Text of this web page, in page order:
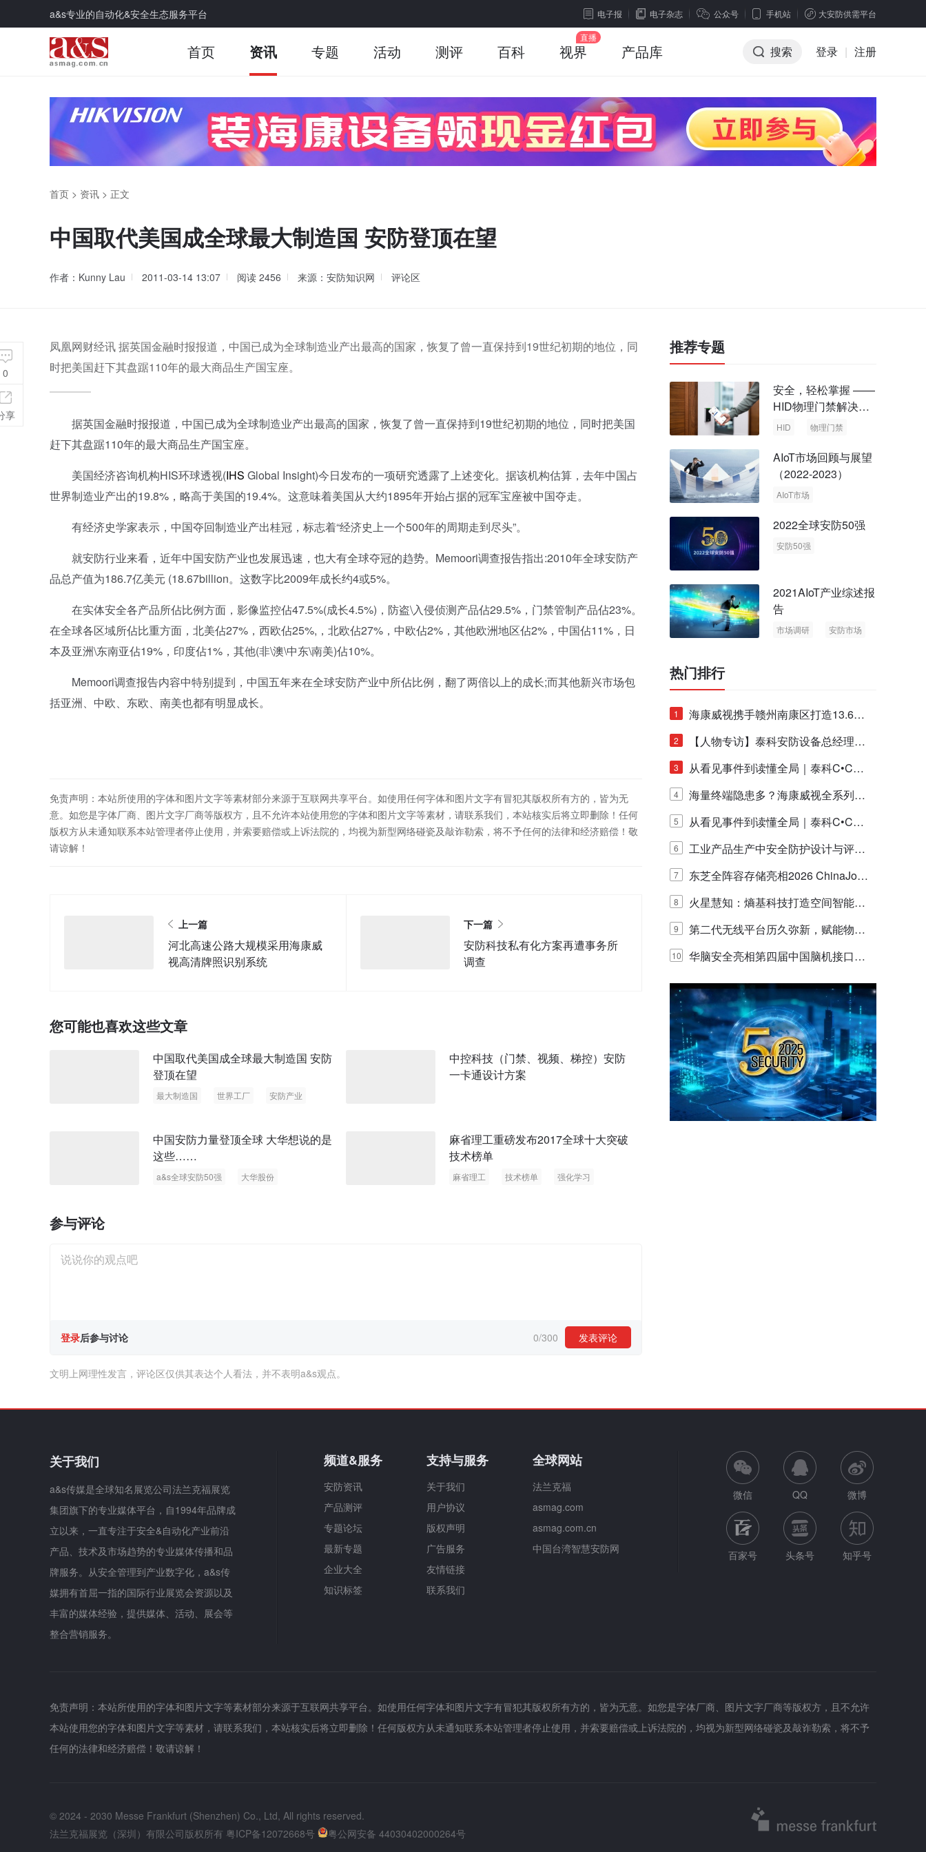
a&s专业的自动化&安全生态服务平台 电子报 电子杂志 公众号 手机站 大安防供需平台
首页 资讯 专题 活动 测评 百科 视界 产品库 搜索 登录 | 注册
首页 > 资讯 > 正文
中国取代美国成全球最大制造国 安防登顶在望
作者：Kunny Lau 2011-03-14 13:07 阅读 2456 来源：安防知识网 评论区
凤凰网财经讯 据英国金融时报报道，中国已成为全球制造业产出最高的国家，恢复了曾一直保持到19世纪初期的地位，同
时把美国赶下其盘踞110年的最大商品生产国宝座。
据英国金融时报报道，中国已成为全球制造业产出最高的国家，恢复了曾一直保持到19世纪初期的地位，同时把美国
赶下其盘踞110年的最大商品生产国宝座。
美国经济咨询机构HIS环球透视(IHS Global Insight)今日发布的一项研究透露了上述变化。据该机构估算，去年中国占
世界制造业产出的19.8%，略高于美国的19.4%。这意味着美国从大约1895年开始占据的冠军宝座被中国夺走。
有经济史学家表示，中国夺回制造业产出桂冠，标志着“经济史上一个500年的周期走到尽头”。
就安防行业来看，近年中国安防产业也发展迅速，也大有全球夺冠的趋势。Memoori调查报告指出:2010年全球安防产
品总产值为186.7亿美元 (18.67billion。这数字比2009年成长约4或5%。
在实体安全各产品所佔比例方面，影像监控佔47.5%(成长4.5%)，防盗\入侵侦测产品佔29.5%，门禁管制产品佔23%。
在全球各区域所佔比重方面，北美佔27%，西欧佔25%,，北欧佔27%，中欧佔2%，其他欧洲地区佔2%，中国佔11%，日
本及亚洲\东南亚佔19%，印度佔1%，其他(非\澳\中东\南美)佔10%。
Memoori调查报告内容中特别提到，中国五年来在全球安防产业中所佔比例，翻了两倍以上的成长;而其他新兴市场包
括亚洲、中欧、东欧、南美也都有明显成长。
免责声明：本站所使用的字体和图片文字等素材部分来源于互联网共享平台。如使用任何字体和图片文字有冒犯其版权所有方的，皆为无
意。如您是字体厂商、图片文字厂商等版权方，且不允许本站使用您的字体和图片文字等素材，请联系我们，本站核实后将立即删除！任何
版权方从未通知联系本站管理者停止使用，并索要赔偿或上诉法院的，均视为新型网络碰瓷及敲诈勒索，将不予任何的法律和经济赔偿！敬
请谅解！
上一篇
河北高速公路大规模采用海康威
视高清牌照识别系统
下一篇
安防科技私有化方案再遭事务所
调查
您可能也喜欢这些文章
中国取代美国成全球最大制造国 安防
登顶在望
最大制造国 世界工厂 安防产业
中控科技（门禁、视频、梯控）安防
一卡通设计方案
中国安防力量登顶全球 大华想说的是
这些……
a&s全球安防50强
大华股份
麻省理工重磅发布2017全球十大突破
技术榜单
麻省理工 技术榜单 强化学习
参与评论
登录后参与讨论 0/300 发表评论
文明上网理性发言，评论区仅供其表达个人看法，并不表明a&s观点。
0
享
推荐专题
安全，轻松掌握 ——
HID物理门禁解决方
案，启动智慧安全新
HID 物理门禁
AIoT市场回顾与展望
（2022-2023）
AIoT市场
2022全球安防50强
安防50强
2021AIoT产业综述报
告
市场调研
安防市场
热门排行
1
海康威视携手赣州南康区打造13.6公
里绿波网
2
【人物专访】泰科安防设备总经理张
宁解码安防出海新范式
3
从看见事件到读懂全局｜泰科C•CUR
E IQ 3.20开启安防运营智能新时代
4
海量终端隐患多？海康威视全系列物
联安全产品，四层守护更放心！
5
从看见事件到读懂全局｜泰科C•CUR
E IQ 3.20开启安防运营智能新时代
6
工业产品生产中安全防护设计与评估
的实践与探讨
7
东芝全阵容存储亮相2026 ChinaJo
y，以海量数据底座赋能“与AI同游”新
体验
8
火星慧知：熵基科技打造空间智能时
代的认知中枢
9
第二代无线平台历久弥新，赋能物联
网创新迭代
10
华脑安全亮相第四届中国脑机接口大
赛 工业安全脑机接口技术赢行业顶级
专家关注
关于我们
a&s传媒是全球知名展览公司法兰克福展览
集团旗下的专业媒体平台，自1994年品牌成
立以来，一直专注于安全&自动化产业前沿
产品、技术及市场趋势的专业媒体传播和品
牌服务。从安全管理到产业数字化，a&s传
媒拥有首屈一指的国际行业展览会资源以及
丰富的媒体经验，提供媒体、活动、展会等
整合营销服务。
频道&服务
安防资讯
产品测评
专题论坛
最新专题
企业大全
知识标签
支持与服务
关于我们
用户协议
版权声明
广告服务
友情链接
联系我们
全球网站
法兰克福
asmag.com
asmag.com.cn
中国台湾智慧安防网
微信 QQ 微博
百家号 头条号 知乎号
免责声明：本站所使用的字体和图片文字等素材部分来源于互联网共享平台。如使用任何字体和图片文字有冒犯其版权所有方的，皆为无意。如您是字体厂商、图片文字厂商等版权方，且不允许
本站使用您的字体和图片文字等素材，请联系我们，本站核实后将立即删除！任何版权方从未通知联系本站管理者停止使用，并索要赔偿或上诉法院的，均视为新型网络碰瓷及敲诈勒索，将不予
任何的法律和经济赔偿！敬请谅解！
© 2024 - 2030 Messe Frankfurt (Shenzhen) Co., Ltd, All rights reserved.
法兰克福展览（深圳）有限公司版权所有 粤ICP备12072668号 粤公网安备 44030402000264号